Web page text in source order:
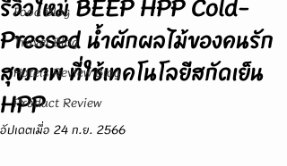
Food Blog
Travel Blog
Hotels Review Blog
Product Review
รีวิวใหม่ BEEP HPP Cold-
Pressed น้ำผักผลไม้ของคนรัก
สุขภาพ ที่ใช้เทคโนโลยีสกัดเย็น
HPP
อัปเดตเมื่อ 24 ก.ย. 2566